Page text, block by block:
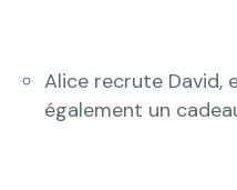
Alice recrute David,
également un